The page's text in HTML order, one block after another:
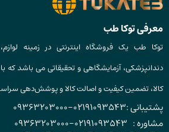
معرفی توکا طب
توکا طب یک فروشگاه اینترنتی در زمینه
دندانپزشکی، آزمایشگاهی و تحقیقاتی می باشد که
کالا، تضمین کیفیت و اصالت کالا و پوشش‌دهی
پشتیبانی :02191093543
-
09363203000
مشاوره : 02191093543
-
09363203000